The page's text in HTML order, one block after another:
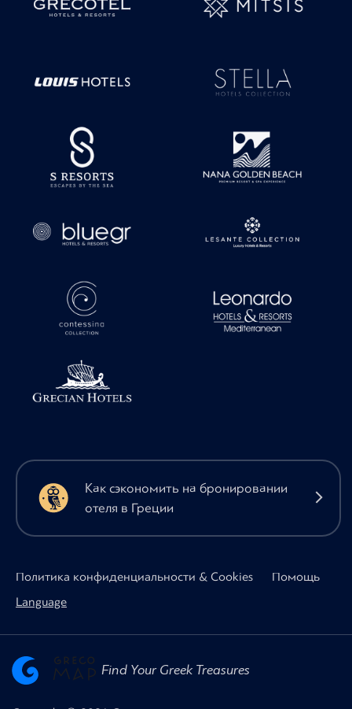
Как сэкономить на бронировании
отеля в Греции
Политика конфиденциальности & Cookies
Помощь
Language
Find Your Greek Treasures